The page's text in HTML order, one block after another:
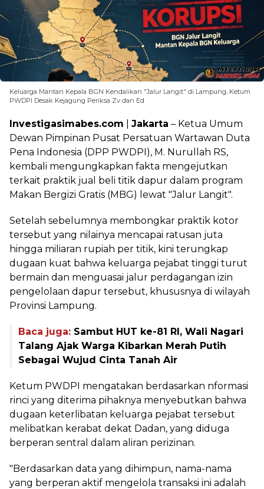
Keluarga Mantan Kepala BGN Kendalikan "Jalur Langit" di Lampung, Ketum
PWDPI Desak Kejagung Periksa Zv dan Ed
Investigasimabes.com Jakarta – Ketua Umum
Dewan Pimpinan Pusat Persatuan Wartawan Duta
Pena Indonesia (DPP PWDPI), M. Nurullah RS,
kembali mengungkapkan fakta mengejutkan
terkait praktik jual beli titik dapur dalam program
Makan Bergizi Gratis (MBG) lewat "Jalur Langit".
Setelah sebelumnya membongkar praktik kotor
tersebut yang nilainya mencapai ratusan juta
hingga miliaran rupiah per titik, kini terungkap
dugaan kuat bahwa keluarga pejabat tinggi turut
bermain dan menguasai jalur perdagangan izin
pengelolaan dapur tersebut, khususnya di wilayah
Provinsi Lampung.
Baca juga: Sambut HUT ke-81 RI, Wali Nagari
Talang Ajak Warga Kibarkan Merah Putih
Sebagai Wujud Cinta Tanah Air
Ketum PWDPI mengatakan berdasarkan nformasi
rinci yang diterima pihaknya menyebutkan bahwa
dugaan keterlibatan keluarga pejabat tersebut
melibatkan kerabat dekat Dadan, yang diduga
berperan sentral dalam aliran perizinan.
"Berdasarkan data yang dihimpun, nama-nama
yang berperan aktif mengelola transaksi ini adalah